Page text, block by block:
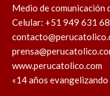
Medio de comunicación
Celular: +51 949 631
www.perucatolico.com
«14 años evangelizando